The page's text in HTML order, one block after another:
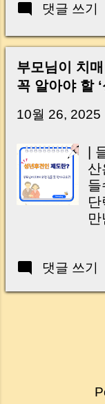
Your Account
Real Risks
Key
신가요? “잔
닌가요?” 하지
습니다. 잔금일
이는 가장 긴
중개 현장에
시, 이체 한도
서 계약이 무
다. 또 어떤 분
인데 왜 내 통
사실은 ‘구조’
서 오늘은 잔
는지, 왜 사고
드리겠습니다
thought like
댓글 쓰기
부모님이 치
꼭 알아야 할
10월 26, 2025
|
산
들
표
댓글 쓰기